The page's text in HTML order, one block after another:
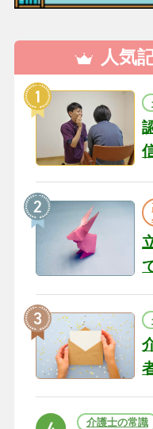
人気
介護士の常識